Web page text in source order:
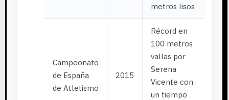
metros lisos
Campeonato
de España
de Atletismo
2015
Récord en
100 metros
vallas por
Serena
Vicente con
un tiempo